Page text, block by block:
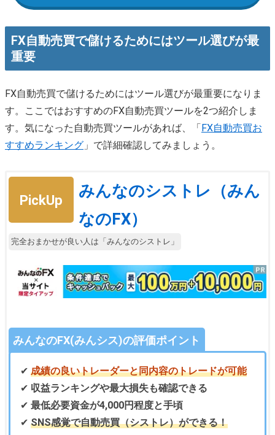
FX自動売買で儲けるためにはツール選びが最
重要
FX自動売買で儲けるためにはツール選びが最重要になりま
す。ここではおすすめのFX自動売買ツールを2つ紹介しま
す。気になった自動売買ツールがあれば、「FX自動売買お
すすめランキング 」で詳細確認してみましょう。
PickUp
みんなのシストレ（みん
なのFX）
完全おまかせが良い人は「みんなのシストレ」
みんなのFX(みんシス)の評価ポイント
✔成績の良いトレーダーと同内容のトレードが可能
✔ 収益ランキングや最大損失も確認できる
✔最低必要資金が4,000円程度と手頃
✔SNS感覚で自動売買（シストレ）ができる！